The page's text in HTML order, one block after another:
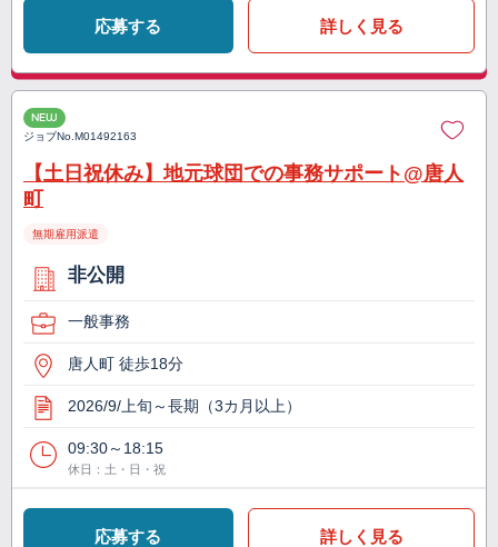
応募する 詳しく見る
NEW
ジョブNo.M01492163
【土日祝休み】地元球団での事務サポート@唐人
町
無期雇用派遣
非公開
一般事務
唐人町 徒歩18分
2026/9/上旬～長期（3カ月以上）
09:30～18:15
休日：土・日・祝
応募する 詳しく見る